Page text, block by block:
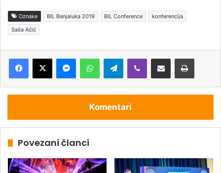
Oznake BIL Banjaluka 2019 BIL Conference
konferencija
Saša Aćić
Telegram
Komentari
Povezani članci